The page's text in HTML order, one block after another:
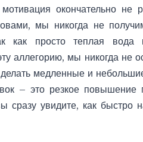
окончательно не
мы никогда не
как просто теплая
аллегорию, мы никогда не
медленные и
– это резкое повышение
увидите, как быстро